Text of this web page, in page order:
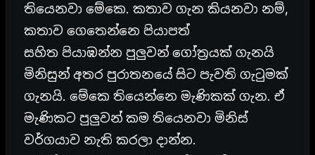
තියෙනවා මේකෙ. කතාව ගැන කියනවා නම්,
කතාව ගෙතෙන්නෙ පියාපත්
සහිත පියාඹන්න පුලුවන් ගෝත්‍රයක් ගැනයි
මිනිසුන් අතර පුරාතනයේ සිට පැවති ගැටුමක්
ගැනයි. මේකෙ තියෙන්නෙ මැණිකක් ගැන. ඒ
මැණිකට පුලුවන් කම තියෙනවා මිනිස්
වර්ගයාව නැති කරලා දාන්න.